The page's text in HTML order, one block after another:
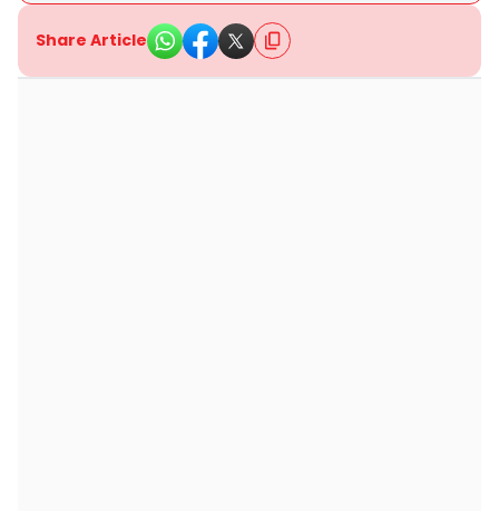
Share Article